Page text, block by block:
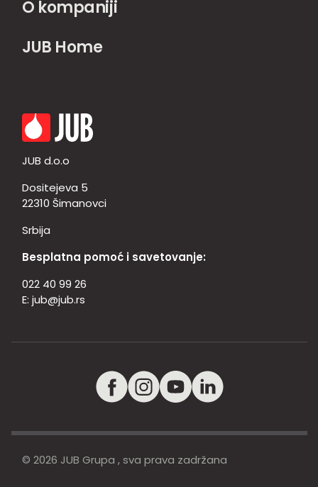
O kompaniji
JUB Home
JUB d.o.o
Dositejeva 5
22310 Šimanovci
Srbija
Besplatna pomoć i savetovanje:
022 40 99 26
E: jub@jub.rs
© 2026 JUB Grupa , sva prava zadržana